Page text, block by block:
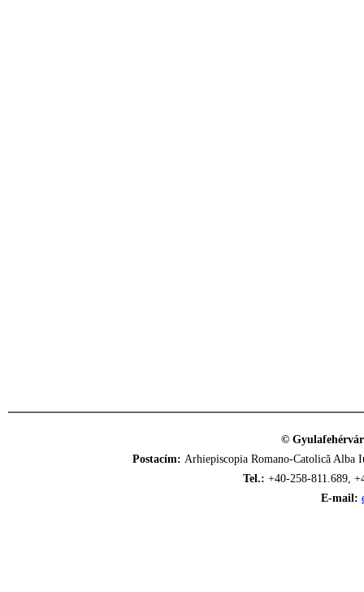
©
Postacím: Arhiepiscopia Romano-Catolică
Tel.: +40-258-811.689,
E-mail: